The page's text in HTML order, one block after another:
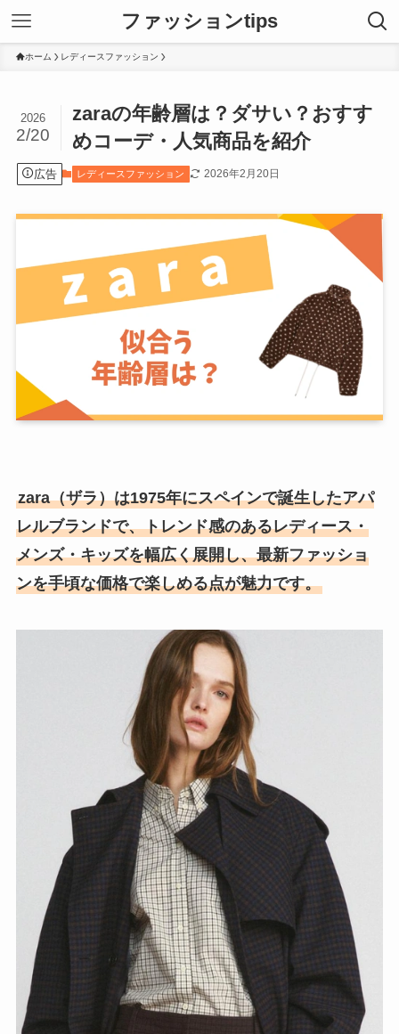
ファッションtips
ホーム レディースファッション
zaraの年齢層は？ダサい？おすす
めコーデ・人気商品を紹介
2026
2/20
広告 レディースファッション 2026年2月20日
zara（ザラ）は1975年にスペインで誕生したアパ
レルブランドで、トレンド感のあるレディース・
メンズ・キッズを幅広く展開し、最新ファッショ
ンを手頃な価格で楽しめる点が魅力です。